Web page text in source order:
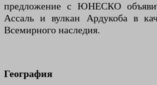
предложение с ЮНЕСКО
Ассаль и вулкан Ардукоба в
Всемирного наследия.
География